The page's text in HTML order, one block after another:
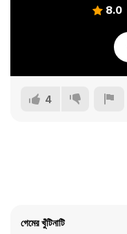
8.0
4
গেমের খুঁটিনাটি